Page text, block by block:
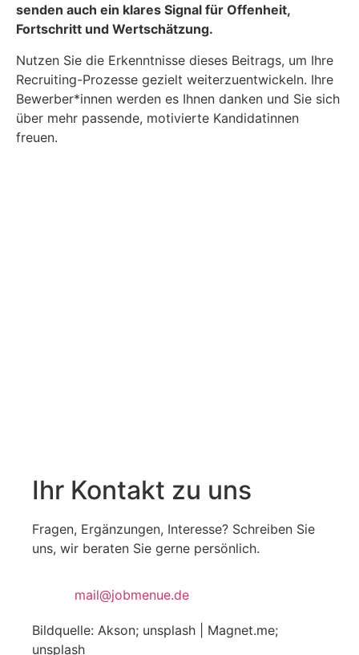
senden auch ein klares Signal für Offenheit,
Fortschritt und Wertschätzung.
Nutzen Sie die Erkenntnisse dieses Beitrags, um Ihre
Recruiting-Prozesse gezielt weiterzuentwickeln. Ihre
Bewerber*innen werden es Ihnen danken und Sie sich
über mehr passende, motivierte Kandidatinnen
freuen.
Ihr Kontakt zu uns
Fragen, Ergänzungen, Interesse? Schreiben Sie
uns, wir beraten Sie gerne persönlich.
mail@jobmenue.de
Bildquelle: Akson; unsplash | Magnet.me;
unsplash